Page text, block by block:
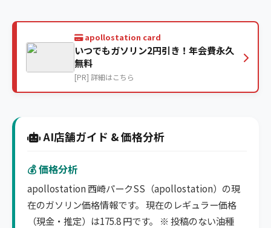
apollostation card
いつでもガソリン2円引き！年会費永久
無料
[PR] 詳細はこちら
AI店舗ガイド & 価格分析
💰 価格分析
apollostation 西崎パークSS（apollostation）の現
在のガソリン価格情報です。 現在のレギュラー価格
（現金・推定）は175.8 円です。 ※ 投稿のない油種